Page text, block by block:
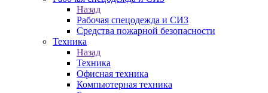
Назад
Рабочая спецодежда и СИЗ
Средства пожарной безопасности
Техника
Назад
Техника
Офисная техника
Компьютерная техника